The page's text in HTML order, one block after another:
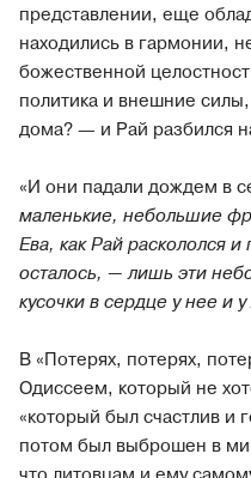
представлении, еще
находились в гармонии,
божественной
политика и внешние
дома? — и Рай разбился
«И они падали дождем в
маленькие, небольшие
Ева, как Рай раскололся
осталось, — лишь эти
кусочки в сердце у нее и
В «Потерях, потерях,
Одиссеем, который не
«который был счастлив и
потом был выброшен в